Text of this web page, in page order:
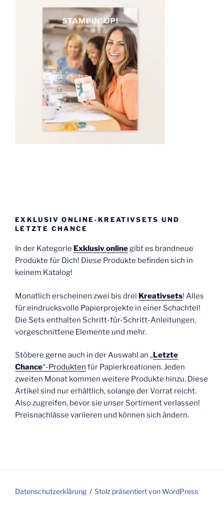
EXKLUSIV ONLINE-KREATIVSETS UND
LETZTE CHANCE
In der Kategorie Exklusiv onlinegibt es brandneue
Produkte für Dich! Diese Produkte befinden sich in
keinem Katalog!
Monatlich erscheinen zwei bis drei Kreativsets! Alles
für eindrucksvolle Papierprojekte in einer Schachtel!
Die Sets enthalten Schritt-für-Schritt-Anleitungen,
vorgeschnittene Elemente und mehr.
Stöbere gerne auch in der Auswahl an „Letzte
Chance“-Produkten für Papierkreationen. Jeden
zweiten Monat kommen weitere Produkte hinzu. Diese
Artikel sind nur erhältlich, solange der Vorrat reicht.
Also zugreifen, bevor sie unser Sortiment verlassen!
Preisnachlässe variieren und können sich ändern.
Datenschutzerklärung Stolz präsentiert von WordPress